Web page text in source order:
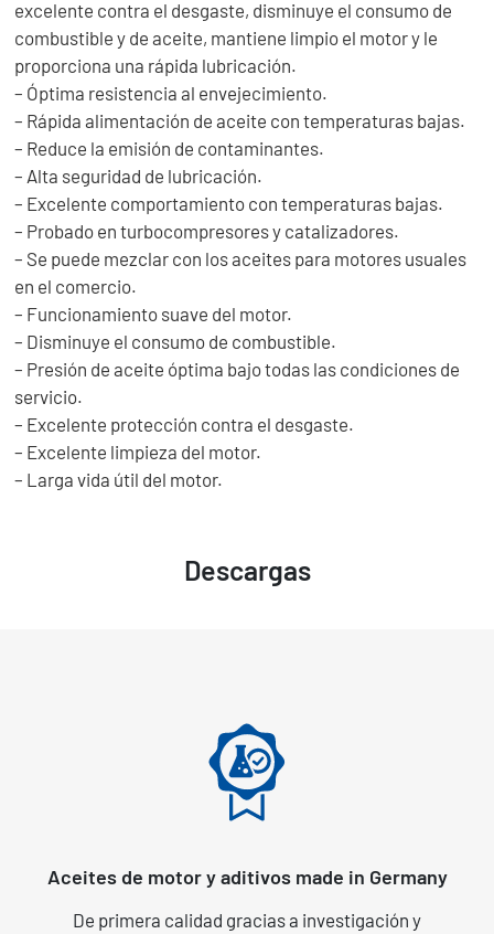
Descargas
excelente contra el desgaste, disminuye el consumo de
combustible y de aceite, mantiene limpio el motor y le
proporciona una rápida lubricación.
– Óptima resistencia al envejecimiento.
– Rápida alimentación de aceite con temperaturas bajas.
– Reduce la emisión de contaminantes.
– Alta seguridad de lubricación.
– Excelente comportamiento con temperaturas bajas.
– Probado en turbocompresores y catalizadores.
– Se puede mezclar con los aceites para motores usuales
en el comercio.
– Funcionamiento suave del motor.
– Disminuye el consumo de combustible.
– Presión de aceite óptima bajo todas las condiciones de
servicio.
– Excelente protección contra el desgaste.
– Excelente limpieza del motor.
– Larga vida útil del motor.
Aceites de motor y aditivos made in Germany
De primera calidad gracias a investigación y